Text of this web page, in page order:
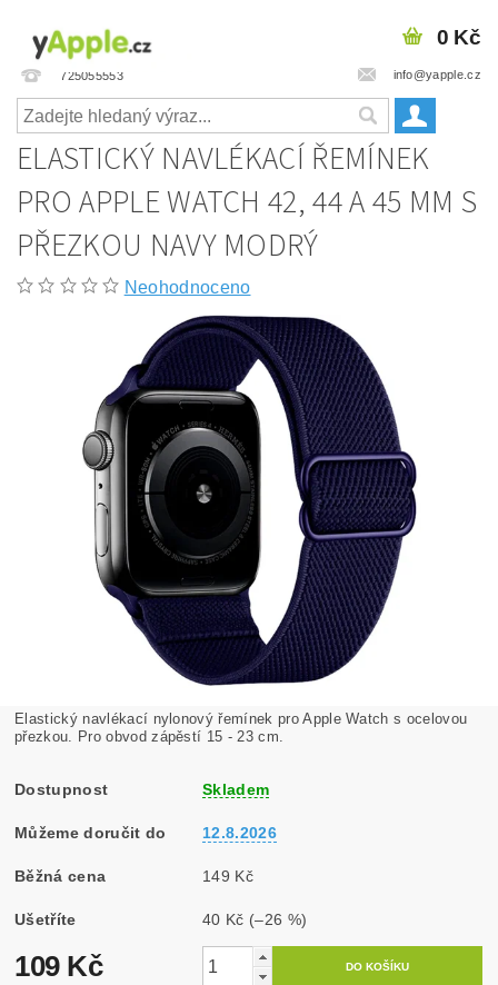
725055553 info@yapple.cz
0 Kč
ELASTICKÝ NAVLÉKACÍ ŘEMÍNEK
PRO APPLE WATCH 42, 44 A 45 MM S
PŘEZKOU NAVY MODRÝ
Neohodnoceno
Elastický navlékací nylonový řemínek pro Apple Watch s ocelovou
přezkou. Pro obvod zápěstí 15 - 23 cm.
Dostupnost Skladem
Můžeme doručit do 12.8.2026
Běžná cena 149 Kč
Ušetříte 40 Kč (–26 %)
109 Kč